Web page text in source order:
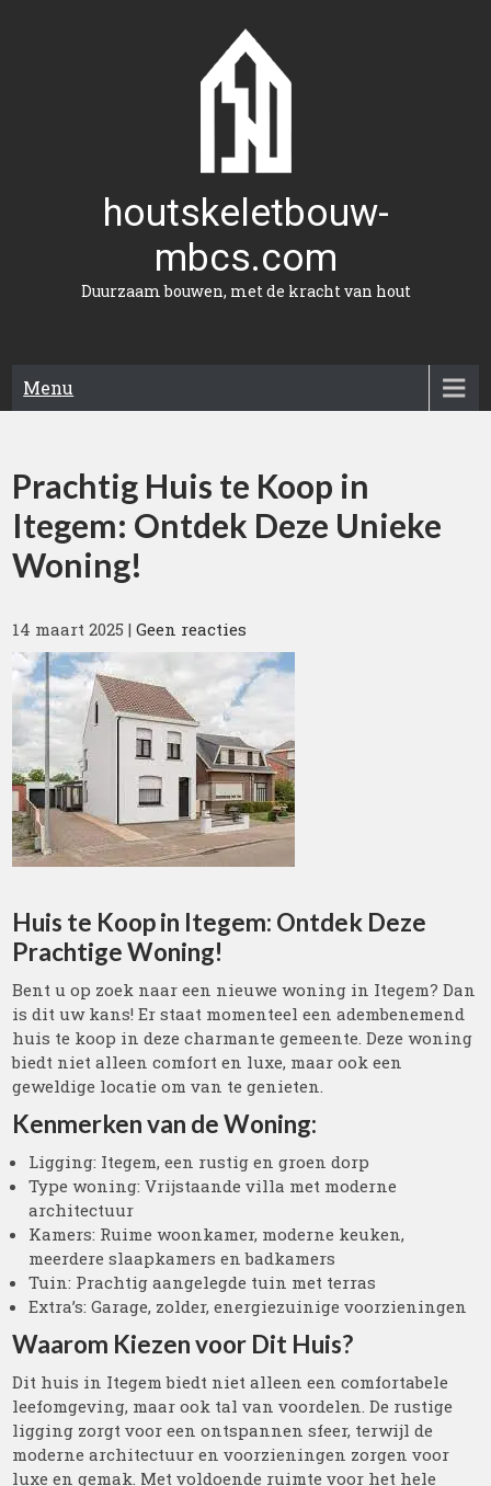
houtskeletbouw-
mbcs.com
Duurzaam bouwen, met de kracht van hout
Menu
Prachtig Huis te Koop in
Itegem: Ontdek Deze Unieke
Woning!
14 maart 2025 |Geen reacties
Huis te Koop in Itegem: Ontdek Deze
Prachtige Woning!
Bent u op zoek naar een nieuwe woning in Itegem? Dan
is dit uw kans! Er staat momenteel een adembenemend
huis te koop in deze charmante gemeente. Deze woning
biedt niet alleen comfort en luxe, maar ook een
geweldige locatie om van te genieten.
Kenmerken van de Woning:
Ligging: Itegem, een rustig en groen dorp
Type woning: Vrijstaande villa met moderne
architectuur
Kamers: Ruime woonkamer, moderne keuken,
meerdere slaapkamers en badkamers
Tuin: Prachtig aangelegde tuin met terras
Extra’s: Garage, zolder, energiezuinige voorzieningen
Waarom Kiezen voor Dit Huis?
Dit huis in Itegem biedt niet alleen een comfortabele
leefomgeving, maar ook tal van voordelen. De rustige
ligging zorgt voor een ontspannen sfeer, terwijl de
moderne architectuur en voorzieningen zorgen voor
luxe en gemak. Met voldoende ruimte voor het hele